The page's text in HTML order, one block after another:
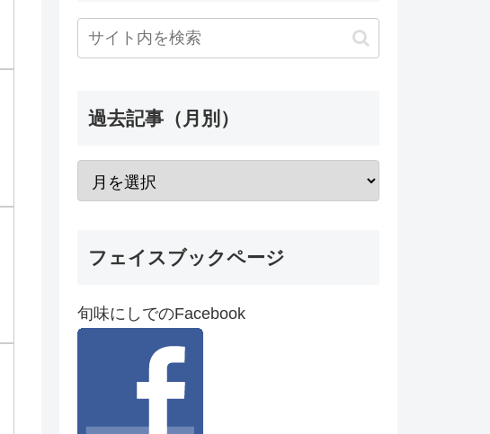
過去記事（月別）
フェイスブックページ
旬味にしでのFacebook